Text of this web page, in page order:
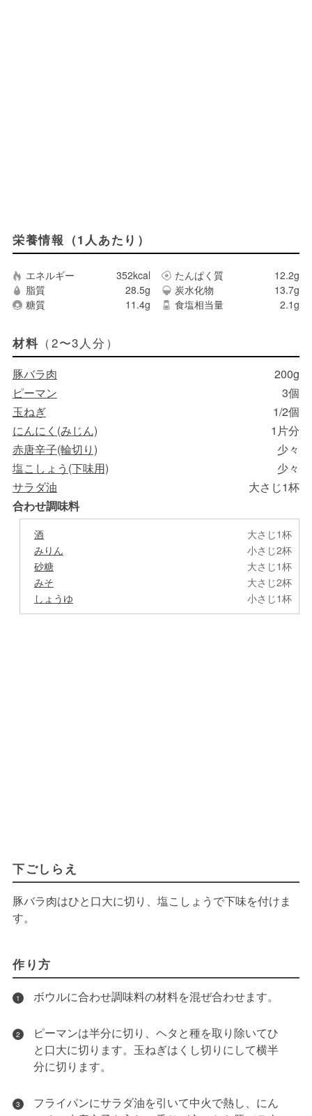
栄養情報（1人あたり）
エネルギー 352kcal たんぱく質
12.2g
脂質
28.5g 炭水化物
13.7g
糖質
11.4g 食塩相当量 2.1g
材料 （2〜3人分）
豚バラ肉
200g
ピーマン
3個
玉ねぎ
1/2個
にんにく(みじん)
1片分
赤唐辛子(輪切り)
少々
塩こしょう(下味用)
少々
サラダ油
大さじ1杯
合わせ調味料
酒
大さじ1杯
みりん
小さじ2杯
砂糖
大さじ1杯
みそ
大さじ2杯
しょうゆ
小さじ1杯
下ごしらえ
豚バラ肉はひと口大に切り、塩こしょうで下味を付けま
す。
作り方
1 ボウルに合わせ調味料の材料を混ぜ合わせます。
2
ピーマンは半分に切り、ヘタと種を取り除いてひ
と口大に切ります。玉ねぎはくし切りにして横半
分に切ります。
3
フライパンにサラダ油を引いて中火で熱し、にん